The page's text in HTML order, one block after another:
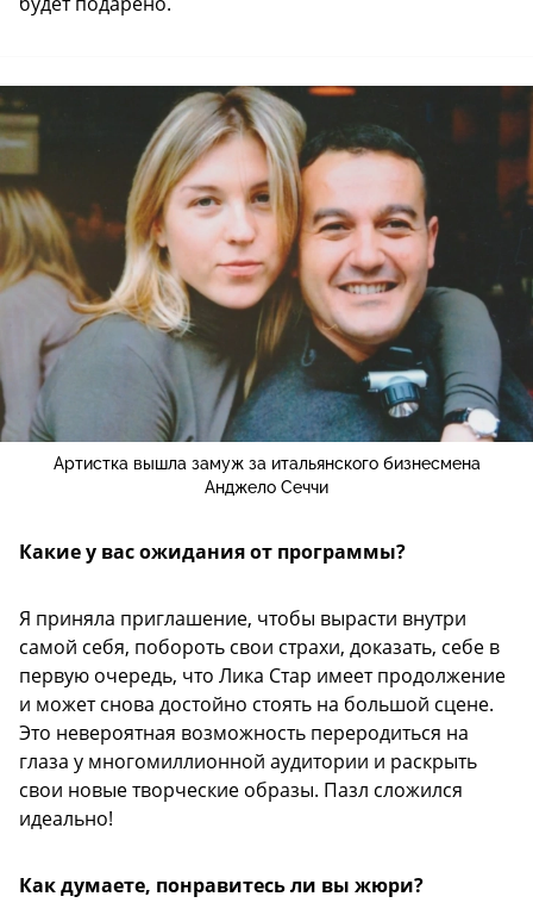
Артистка вышла замуж за итальянского бизнесмена
Анджело Сеччи
Какие у вас ожидания от программы?
Я приняла приглашение, чтобы вырасти внутри
самой себя, побороть свои страхи, доказать, себе в
первую очередь, что Лика Стар имеет продолжение
и может снова достойно стоять на большой сцене.
Это невероятная возможность переродиться на
глаза у многомиллионной аудитории и раскрыть
свои новые творческие образы. Пазл сложился
идеально!
Как думаете, понравитесь ли вы жюри?